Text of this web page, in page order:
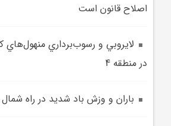
اصلاح قانون است
لايروبي و رسوب‌برداري
در منطقه 4
باران و وزش باد شديد در راه